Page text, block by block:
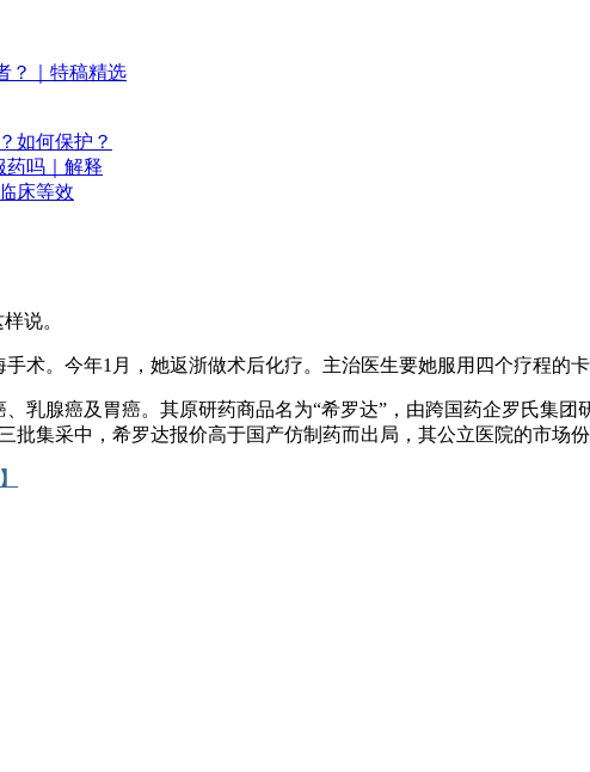
？｜特稿精选
如何保护？
药吗｜解释
床等效
说。
。今年1月，她返浙做术后化疗。主治医生要她服用四个疗程的
腺癌及胃癌。其原研药商品名为“希罗达”，由跨国药企罗氏集团
批集采中，希罗达报价高于国产仿制药而出局，其公立医院的市场